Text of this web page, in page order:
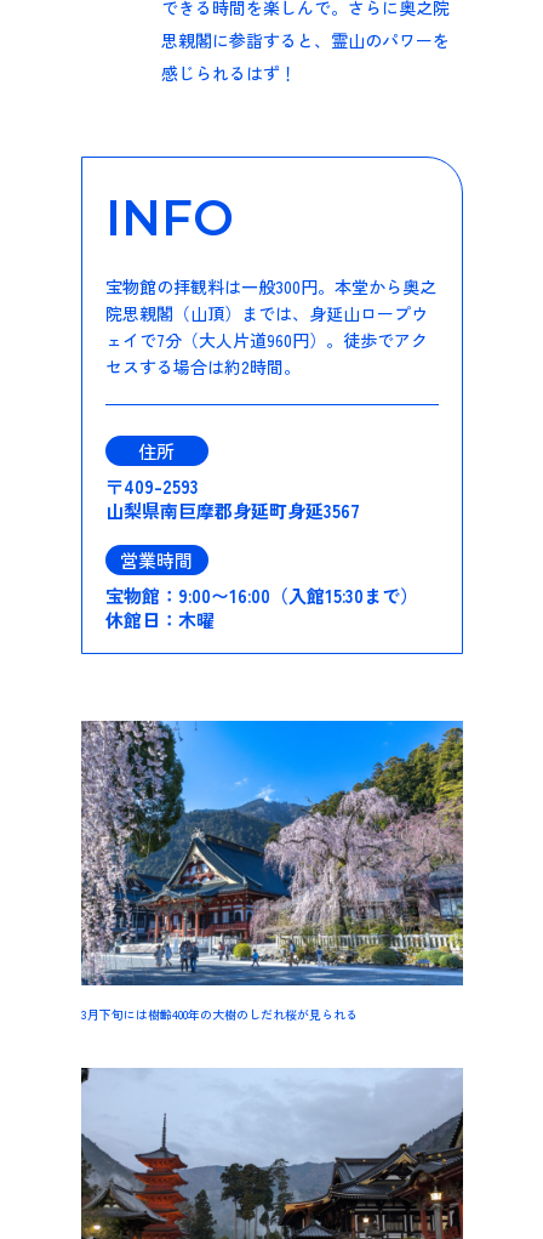
できる時間を楽しんで。さらに奥之院
思親閣に参詣すると、霊山のパワーを
感じられるはず！
INFO
宝物館の拝観料は一般300円。本堂から奥之
院思親閣（山頂）までは、身延山ロープウ
ェイで7分（大人片道960円）。徒歩でアク
セスする場合は約2時間。
住所
〒409-2593
山梨県南巨摩郡身延町身延3567
営業時間
宝物館：9:00〜16:00（入館15:30まで）
休館日：木曜
3月下旬には樹齢400年の大樹のしだれ桜が見られる